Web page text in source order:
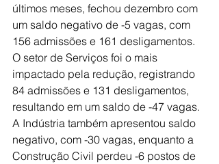
últimos meses, fechou dezembro com
um saldo negativo de -5 vagas, com
156 admissões e 161 desligamentos.
O setor de Serviços foi o mais
impactado pela redução, registrando
84 admissões e 131 desligamentos,
resultando em um saldo de -47 vagas.
A Indústria também apresentou saldo
negativo, com -30 vagas, enquanto a
Construção Civil perdeu -6 postos de